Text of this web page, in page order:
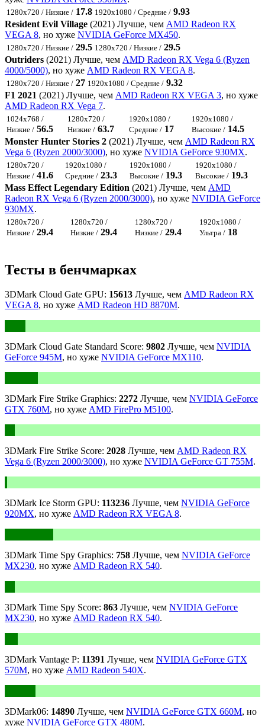
1280x720 / Низкие / 17.8 1920x1080 / Средние / 9.93
Resident Evil Village (2021) Лучше, чем AMD Radeon RX
VEGA 8, но хуже NVIDIA GeForce MX450.
1280x720 / Низкие / 29.5 1280x720 / Низкие / 29.5
Outriders (2021) Лучше, чем AMD Radeon RX Vega 6 (Ryzen
4000/5000), но хуже AMD Radeon RX VEGA 8.
1280x720 / Низкие / 27 1920x1080 / Средние / 9.32
F1 2021 (2021) Лучше, чем AMD Radeon RX VEGA 3, но хуже
AMD Radeon RX Vega 7.
1024x768 /
Низкие / 56.5
1280x720 /
Низкие / 63.7
1920x1080 /
Средние / 17
1920x1080 /
Высокие / 14.5
Monster Hunter Stories 2 (2021) Лучше, чем AMD Radeon RX
Vega 6 (Ryzen 2000/3000), но хуже NVIDIA GeForce 930MX.
1280x720 /
Низкие / 41.6
1920x1080 /
Средние / 23.3
1920x1080 /
Высокие / 19.3
1920x1080 /
Высокие / 19.3
Mass Effect Legendary Edition (2021) Лучше, чем AMD
Radeon RX Vega 6 (Ryzen 2000/3000), но хуже NVIDIA GeForce
930MX.
1280x720 /
Низкие / 29.4
1280x720 /
Низкие / 29.4
1280x720 /
Низкие / 29.4
1920x1080 /
Ультра / 18
Тесты в бенчмарках
3DMark Cloud Gate GPU: 15613 Лучше, чем AMD Radeon RX
VEGA 8, но хуже AMD Radeon HD 8870M.
3DMark Cloud Gate Standard Score: 9802 Лучше, чем NVIDIA
GeForce 945M, но хуже NVIDIA GeForce MX110.
3DMark Fire Strike Graphics: 2272 Лучше, чем NVIDIA GeForce
GTX 760M, но хуже AMD FirePro M5100.
3DMark Fire Strike Score: 2028 Лучше, чем AMD Radeon RX
Vega 6 (Ryzen 2000/3000), но хуже NVIDIA GeForce GT 755M.
3DMark Ice Storm GPU: 113236 Лучше, чем NVIDIA GeForce
920MX, но хуже AMD Radeon RX VEGA 8.
3DMark Time Spy Graphics: 758 Лучше, чем NVIDIA GeForce
MX230, но хуже AMD Radeon RX 540.
3DMark Time Spy Score: 863 Лучше, чем NVIDIA GeForce
MX230, но хуже AMD Radeon RX 540.
3DMark Vantage P: 11391 Лучше, чем NVIDIA GeForce GTX
570M, но хуже AMD Radeon 540X.
3DMark06: 14890 Лучше, чем NVIDIA GeForce GTX 660M, но
хуже NVIDIA GeForce GTX 480M.